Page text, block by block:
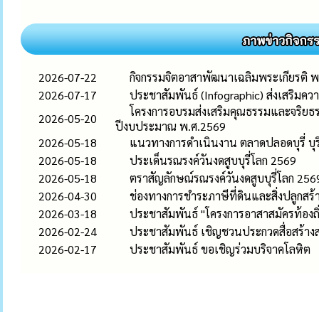
2026-07-22
กิจกรรมจิตอาสาพัฒนาเฉลิมพระเกียรติ
2026-07-17
ประชาสัมพันธ์ (Infographic) ส่งเสริมค
2026-05-20
โครงการอบรมส่งเสริมคุณธรรมและจริย
ปีงบประมาณ พ.ศ.2569
2026-05-18
แนวทางการดำเนินงาน ตลาดปลอดบุรี่
2026-05-18
ประเด็นรณรงค์วันงดสูบบุรี่โลก 2569
2026-05-18
ตราสัญลักษณ์รณรงค์วันงดสูบบุรี่โลก
2026-04-30
ช่องทางการชำระภาษีที่ดินและสิ่งปลูกสร้
2026-03-18
ประชาสัมพันธ์ "โครงการอาสาสมัครท้อง
2026-02-24
ประชาสัมพันธ์ เชิญชวนประกวดสื่อสร้า
2026-02-17
ประชาสัมพันธ์ ขอเชิญร่วมบริจาคโลหิต